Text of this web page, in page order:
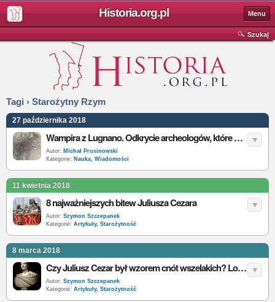
Historia.org.pl Menu
Szukaj
Tagi › Starożytny Rzym
27 października 2018
Wampira z Lugnano. Odkrycie archeologów, które pomoże zrozumieć starożytnych Rzymian.
Autor: Michał Prusinowski
Kategorie: Nauka, Wiadomości
11 kwietnia 2018
8 najważniejszych bitew Juliusza Cezara
Autor: Szymon Szczepanek
Kategorie: Artykuły, Starożytność
8 marca 2018
Czy Juliusz Cezar był wzorem cnót wszelakich? Losy Cezara do zawarcia triumwiratu
Autor: Szymon Szczepanek
Kategorie: Artykuły, Starożytność